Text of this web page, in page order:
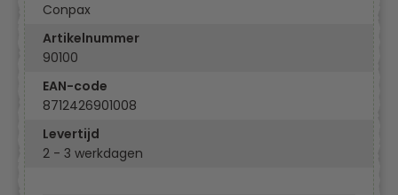
Conpax
Artikelnummer
90100
EAN-code
8712426901008
Levertijd
2 - 3 werkdagen